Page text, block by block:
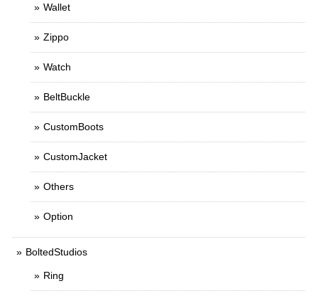
Wallet
Zippo
Watch
BeltBuckle
CustomBoots
CustomJacket
Others
Option
BoltedStudios
Ring